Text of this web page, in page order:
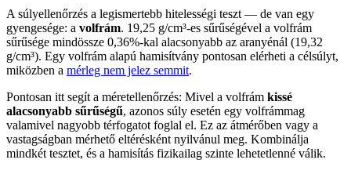
A súlyellenőrzés a legismertebb hitelességi teszt — de van egy
gyengesége: a volfrám. 19,25 g/cm³-es sűrűségével a volfrám
sűrűsége mindössze 0,36%-kal alacsonyabb az aranyénál (19,32
g/cm³). Egy volfrám alapú hamisítvány pontosan elérheti a célsúlyt,
miközben a mérleg nem jelez semmit.
Pontosan itt segít a méretellenőrzés: Mivel a volfrám kissé
alacsonyabb sűrűségű, azonos súly esetén egy volfrámmag
valamivel nagyobb térfogatot foglal el. Ez az átmérőben vagy a
vastagságban mérhető eltérésként nyilvánul meg. Kombinálja
mindkét tesztet, és a hamisítás fizikailag szinte lehetetlenné válik.